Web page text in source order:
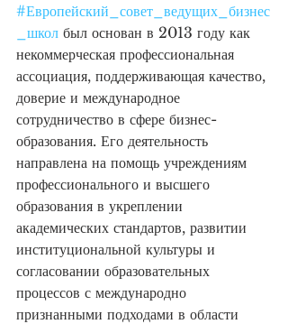
#Европейский_совет_ведущих_бизнес
_школ был основан в 2013 году как
некоммерческая профессиональная
ассоциация, поддерживающая качество,
доверие и международное
сотрудничество в сфере бизнес-
образования. Его деятельность
направлена на помощь учреждениям
профессионального и высшего
образования в укреплении
академических стандартов, развитии
институциональной культуры и
согласовании образовательных
процессов с международно
признанными подходами в области